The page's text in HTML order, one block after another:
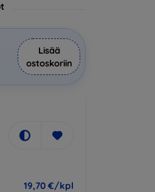
Lisää
ostoskoriin
19,70 €/kpl